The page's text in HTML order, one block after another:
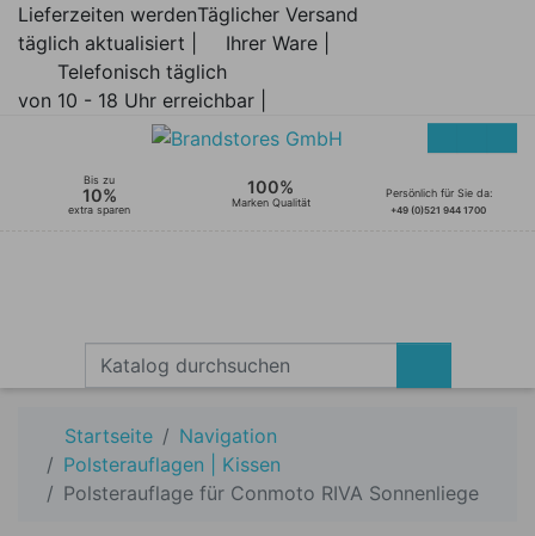
Lieferzeiten werden
täglich aktualisiert |
Täglicher Versand
Ihrer Ware |
Telefonisch täglich
von 10 - 18 Uhr erreichbar |
Bis zu
10%
extra sparen
100%
Marken Qualität
Persönlich für Sie da:
+49 (0)521 944 1700
Startseite
Navigation
Polsterauflagen | Kissen
Polsterauflage für Conmoto RIVA Sonnenliege